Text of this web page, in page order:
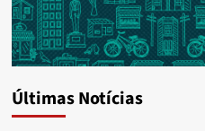
Últimas Notícias